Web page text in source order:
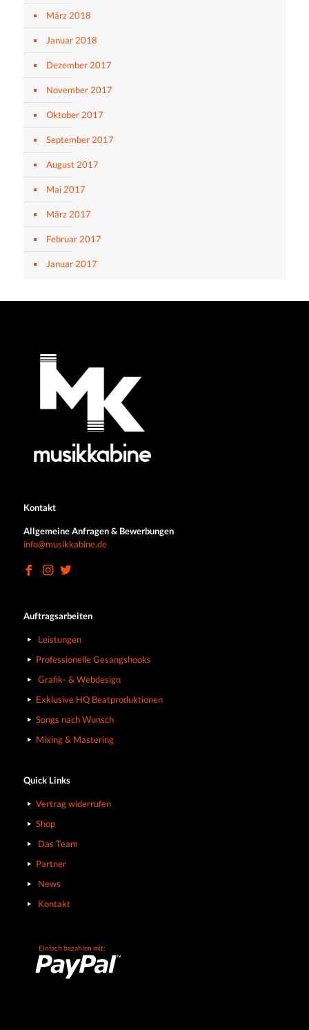
März 2018
Januar 2018
Dezember 2017
November 2017
Oktober 2017
September 2017
August 2017
Mai 2017
März 2017
Februar 2017
Januar 2017
Kontakt
Allgemeine Anfragen & Bewerbungen
info@musikkabine.de
Auftragsarbeiten
Leistungen
Professionelle Gesangshooks
Grafik- & Webdesign
Exklusive HQ Beatproduktionen
Songs nach Wunsch
Mixing & Mastering
Quick Links
Vertrag widerrufen
Shop
Das Team
Partner
News
Kontakt
Einfach bezahlen mit: